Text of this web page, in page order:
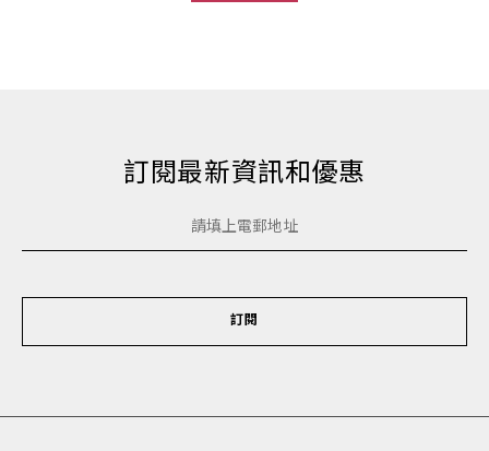
訂閱最新資訊和優惠
訂閱